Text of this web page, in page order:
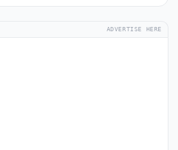
ADVERTISE HERE